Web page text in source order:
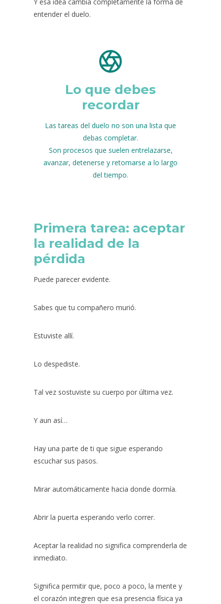
entender el duelo.
Lo que debes
recordar
Las tareas del duelo no son una lista que
debas completar.
Son procesos que suelen entrelazarse,
avanzar, detenerse y retomarse a lo largo
del tiempo.
Primera tarea: aceptar
la realidad de la
pérdida
Puede parecer evidente.
Sabes que tu compañero murió.
Estuviste allí.
Lo despediste.
Tal vez sostuviste su cuerpo por última vez.
Y aun así…
Hay una parte de ti que sigue esperando
escuchar sus pasos.
Mirar automáticamente hacia donde dormía.
Abrir la puerta esperando verlo correr.
Aceptar la realidad no significa comprenderla de
inmediato.
Significa permitir que, poco a poco, la mente y
el corazón integren que esa presencia física ya